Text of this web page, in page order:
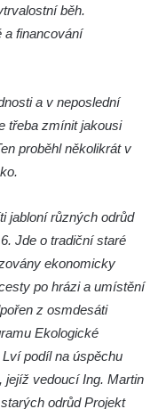
běh.
a financování
a v neposlední
třeba zmínit jakousi
proběhl několikrát v
jabloní různých odrůd
Jde o tradiční staré
ekonomicky
po hrázi a umístění
z osmdesáti
Ekologické
podíl na úspěchu
jejíž vedoucí Ing. Martin
odrůd Projekt